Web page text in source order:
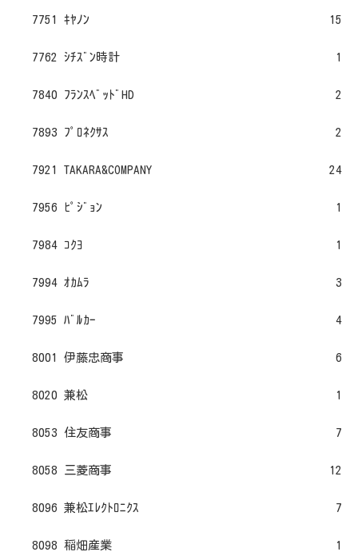
7751 ｷﾔﾉﾝ 15
7762 ｼﾁｽﾞﾝ時計 1
7840 ﾌﾗﾝｽﾍﾞｯﾄﾞHD 2
7893 ﾌﾟﾛﾈｸｻｽ 2
7921 TAKARA&COMPANY 24
7956 ﾋﾟｼﾞｮﾝ 1
7984 ｺｸﾖ 1
7994 ｵｶﾑﾗ 3
7995 ﾊﾞﾙｶｰ 4
8001 伊藤忠商事 6
8020 兼松 1
8053 住友商事 7
8058 三菱商事 12
8096 兼松ｴﾚｸﾄﾛﾆｸｽ 7
8098 稲畑産業 1